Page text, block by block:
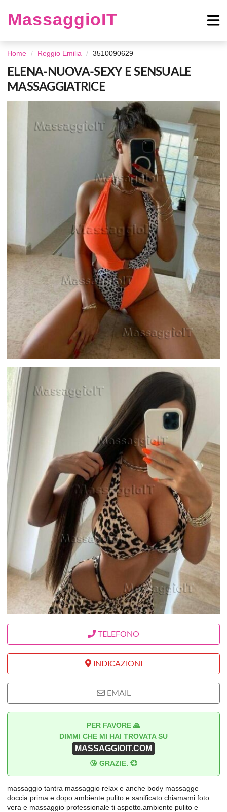
MassaggioIT
Home Reggio Emilia 3510090629
ELENA-NUOVA-SEXY E SENSUALE
MASSAGGIATRICE
TELEFONO
INDICAZIONI
EMAIL
PER FAVORE 🙏
DIMMI CHE MI HAI TROVATA SU
MASSAGGIOIT.COM
😘 GRAZIE. 💞
massaggio tantra massaggio relax e anche body massagge
doccia prima e dopo ambiente pulito e sanificato chiamami foto
vera e massaggio professionale ti aspetto.ambiente pulito e